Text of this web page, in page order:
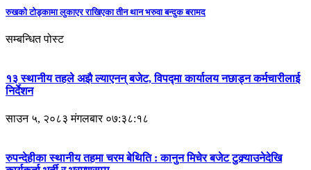
रुखको टोड्कामा लुकाएर राखिएका तीन थान भरुवा बन्दुक बरामद
सम्बन्धित पोस्ट
१३ स्थानीय तहले अझै ल्याएनन् बजेट, विपद्मा कार्यालय नछाड्न कर्मचारीलाई
निर्देशन
साउन ५, २०८३ मंगलबार ०७:३८:१८
रुपन्देहीका स्थानीय तहमा चरम बेथिति : कानुन मिचेर बजेट टुक्र्याउनेदेखि